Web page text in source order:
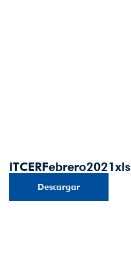
ITCERFebrero2021xls
Descargar